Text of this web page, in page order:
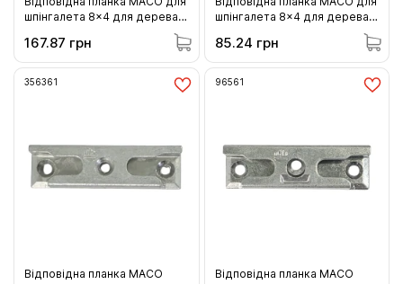
шпінгалета 8x4 для дерева 9
фальца 12 мм фальцлюфту
Euronut 6/8/4 2 шліца (26610)
167.87 грн
шпінгалета 8x4 для дерева 9
фальца 4 мм фальцлюфту 2
шліца врізна (23883)
85.24 грн
356361
Відповідна планка MACO
96561
Відповідна планка MACO